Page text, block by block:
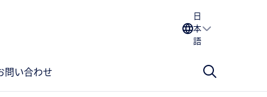
日
本
語
問い合わせ